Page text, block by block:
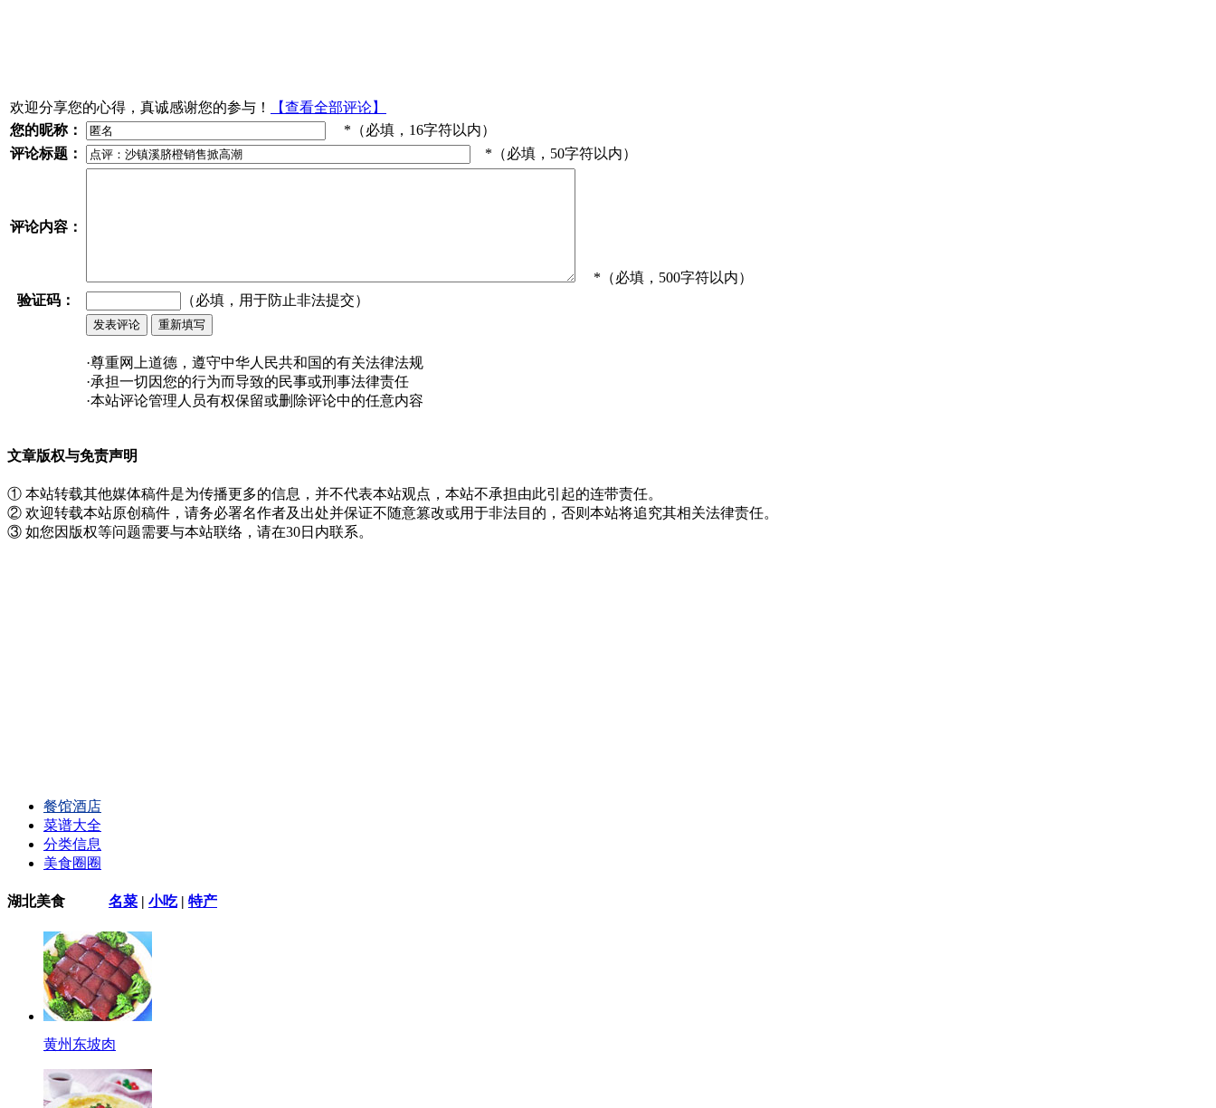
欢迎分享您的心得，真诚感谢您的参与！
【查看全部评论】
您的昵称：
*（必填，16字符以内）
评论标题：
*（必填，50字符以内）
评论内容：
*（必填，500字符以内）
验证码：
（必填，用于防止非法提交）
·尊重网上道德，遵守中华人民共和国的有关法律法规
·承担一切因您的行为而导致的民事或刑事法律责任
·本站评论管理人员有权保留或删除评论中的任意内容
文章版权与免责声明
① 本站转载其他媒体稿件是为传播更多的信息，并不代表本站观点，本站不承担由此引起的连带责任。
② 欢迎转载本站原创稿件，请务必署名作者及出处并保证不随意篡改或用于非法目的，否则本站将追究其相关法律责任。
③ 如您因版权等问题需要与本站联络，请在30日内联系。
餐馆酒店
菜谱大全
分类信息
美食圈圈
湖北美食 名菜 | 小吃| 特产
黄州东坡肉